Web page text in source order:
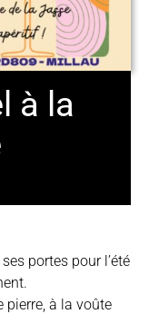
à la
portes pour l’été
pierre, à la voûte